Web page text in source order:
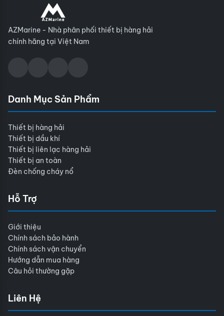
AZMarine - Nhà phân phối thiết bị hàng hải
chính hãng tại Việt Nam
Danh Mục Sản Phẩm
Thiết bị hàng hải
Thiết bị dầu khí
Thiết bị liên lạc hàng hải
Thiết bị an toàn
Đèn chống cháy nổ
Hỗ Trợ
Giới thiệu
Chính sách bảo hành
Chính sách vận chuyển
Hướng dẫn mua hàng
Câu hỏi thường gặp
Liên Hệ